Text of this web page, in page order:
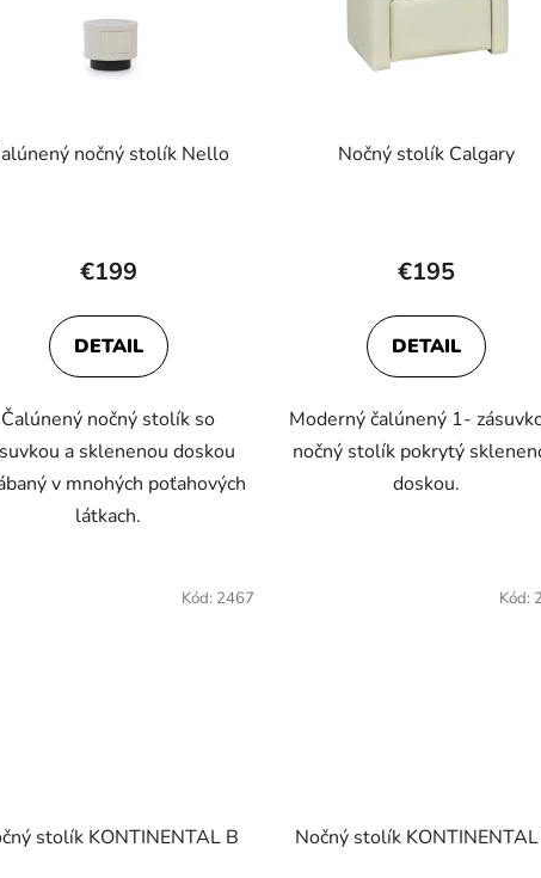
nočný stolík Nello
hodnotenie
je
5,0
5
hviezdičiek.
€199
DETAIL
Čalúnený nočný stolík so
a sklenenou doskou
v mnohých poťahových
látkach.
Nočný stolík Calgary
€195
DETAIL
Moderný čalúnený 1-
nočný stolík pokrytý
doskou.
stolík KONTINENTAL B
Kód: 2467
Nočný stolík
Kód: